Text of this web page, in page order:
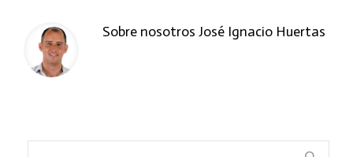
Sobre nosotros José Ignacio Huertas